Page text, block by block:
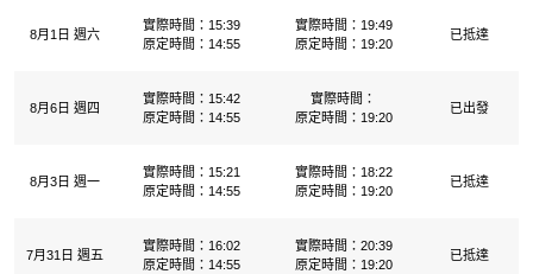
8月1日 週六
實際時間：15:39
原定時間：14:55
實際時間：19:49
原定時間：19:20
已抵達
8月6日 週四
實際時間：15:42
原定時間：14:55
實際時間：
原定時間：19:20
已出發
8月3日 週一
實際時間：15:21
原定時間：14:55
實際時間：18:22
原定時間：19:20
已抵達
7月31日 週五
實際時間：16:02
原定時間：14:55
實際時間：20:39
原定時間：19:20
已抵達